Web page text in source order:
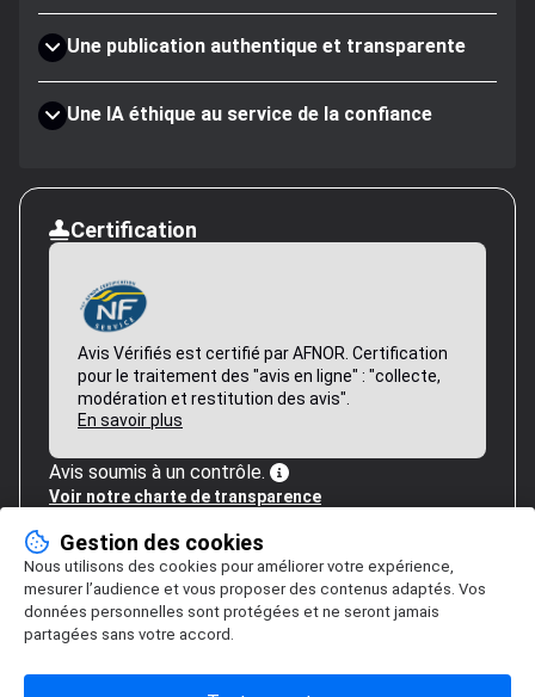
Une publication authentique et transparente
Une IA éthique au service de la confiance
Certification
Avis Vérifiés est certifié par AFNOR. Certification
pour le traitement des "avis en ligne" : "collecte,
modération et restitution des avis".
En savoir plus
Avis soumis à un contrôle.
Voir notre charte de transparence
Gestion des cookies
Nous utilisons des cookies pour améliorer votre expérience,
mesurer l’audience et vous proposer des contenus adaptés. Vos
données personnelles sont protégées et ne seront jamais
partagées sans votre accord.